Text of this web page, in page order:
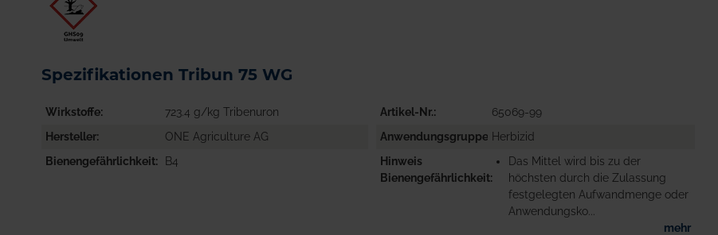
Spezifikationen Tribun 75 WG
Wirkstoffe 723.4 g/kg Tribenuron Artikel-Nr.
65069-99
Hersteller
ONE Agriculture AG Anwendungsgruppe Herbizid
Bienengefährlichkeit
B4
Hinweis
Bienengefährlichkeit
Das Mittel wird bis zu der
höchsten durch die Zulassung
festgelegten Aufwandmenge oder
Anwendungsko...
mehr